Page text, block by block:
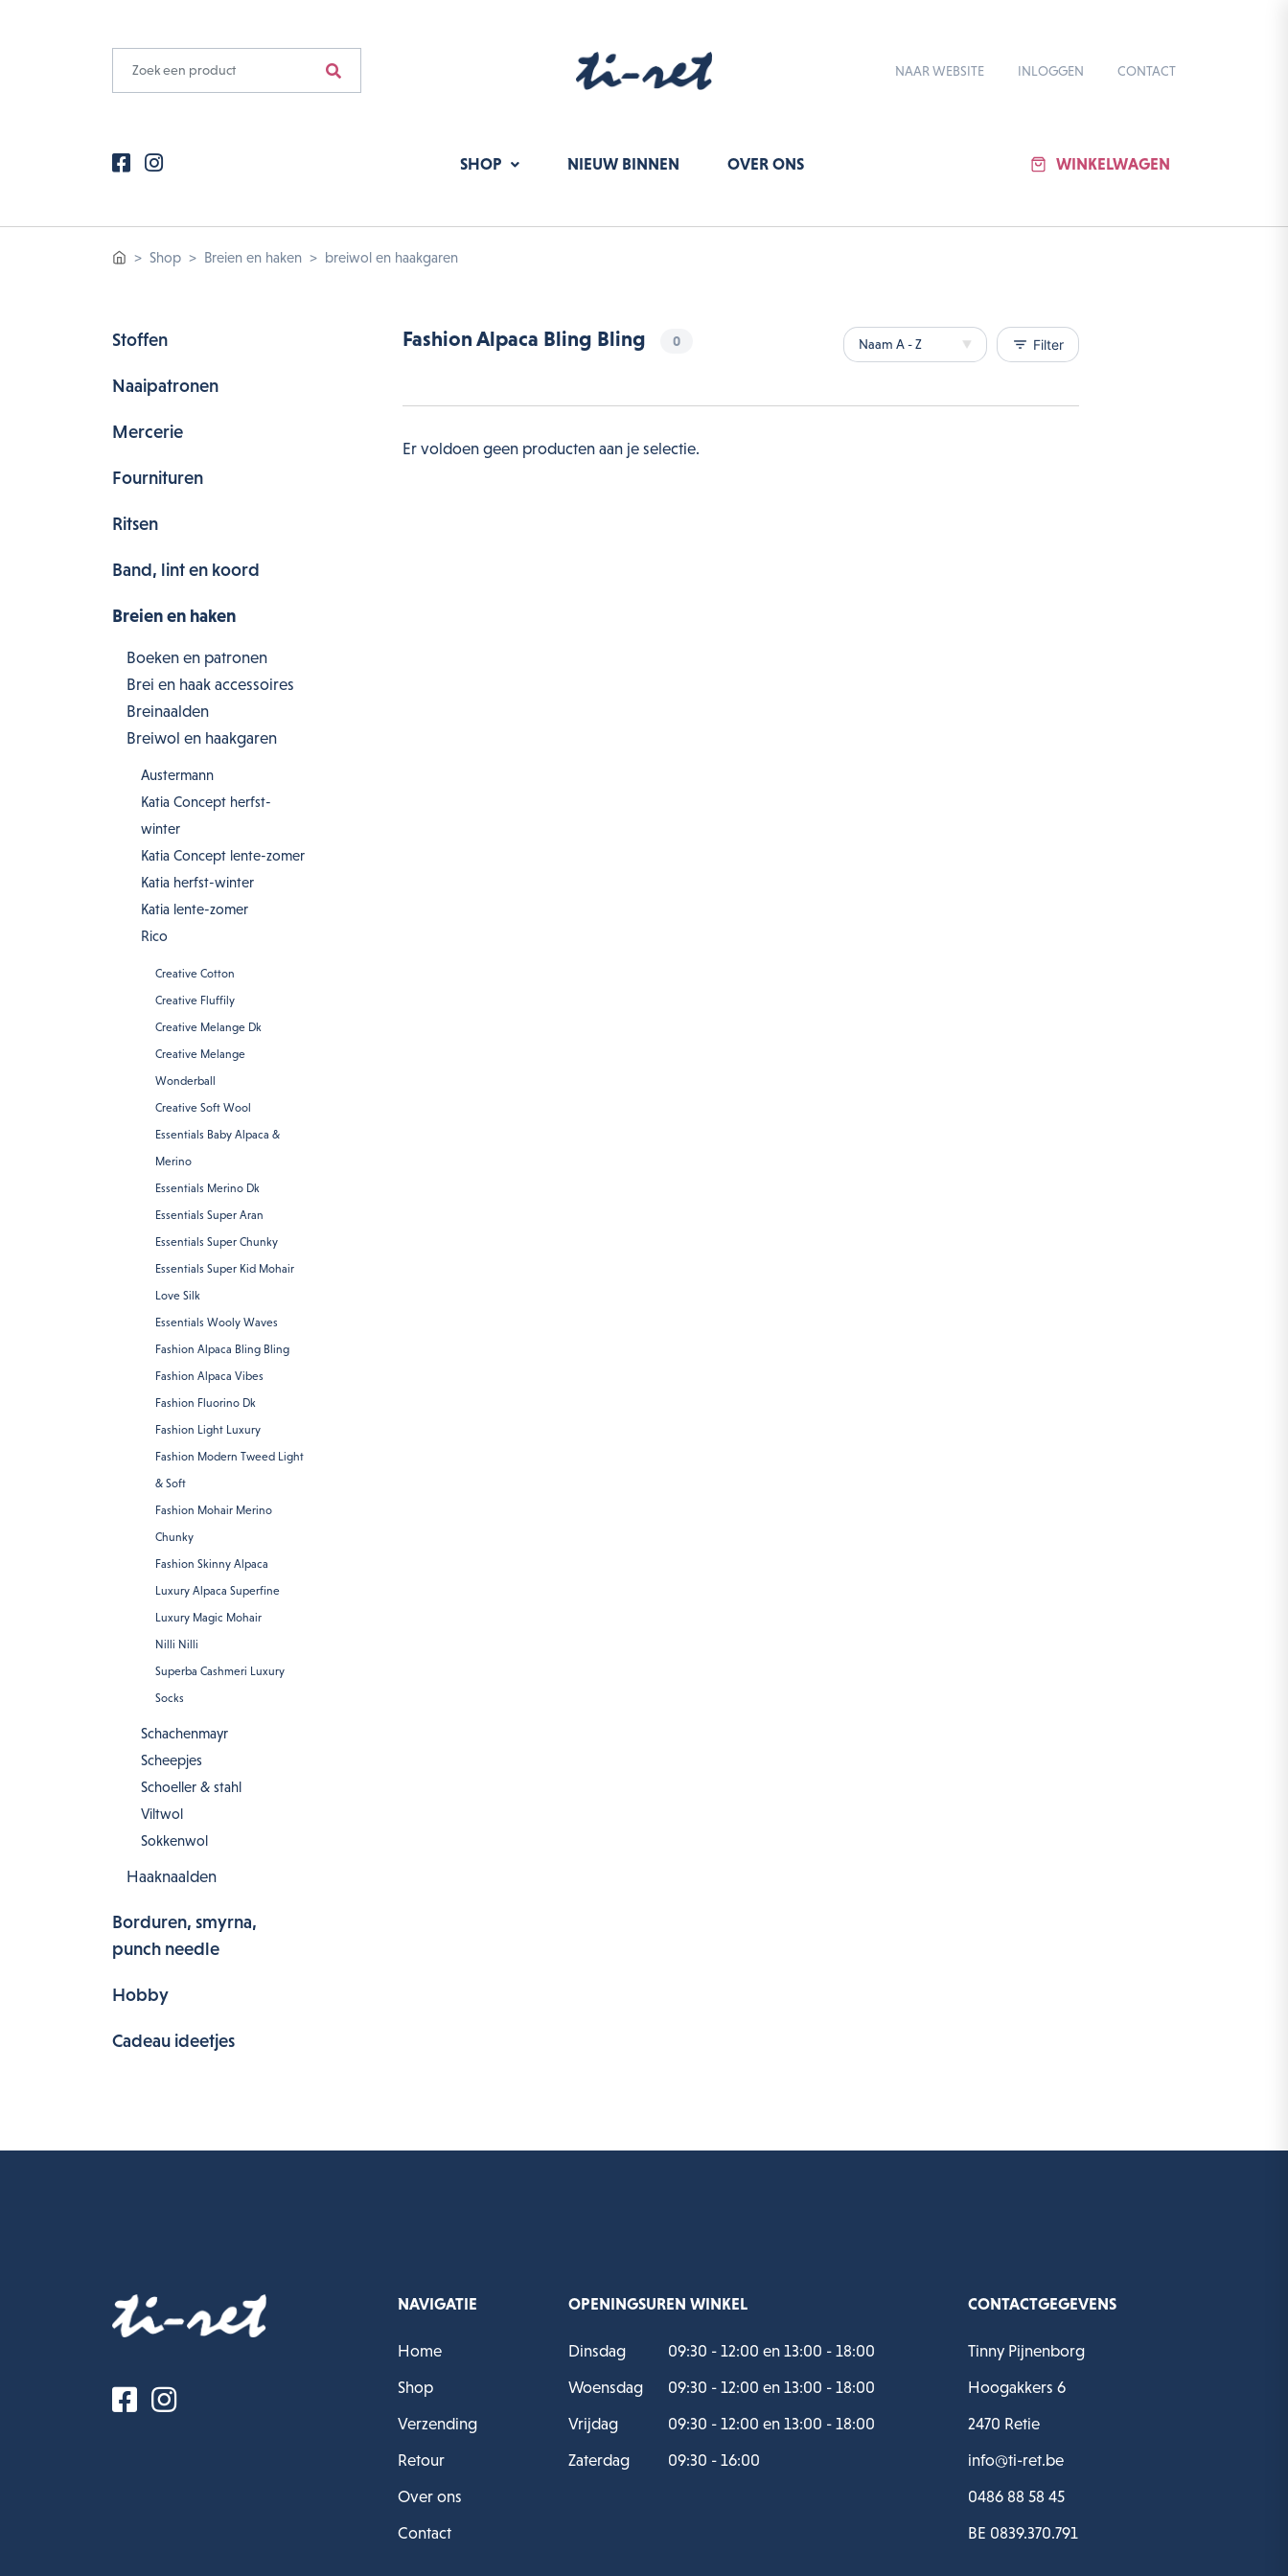
NAAR WEBSITE INLOGGEN CONTACT
SHOP NIEUW BINNEN OVER ONS WINKELWAGEN
Shop Breien en haken breiwol en haakgaren
Stoffen
Naaipatronen
Mercerie
Fournituren
Ritsen
Band, lint en koord
Breien en haken
Boeken en patronen
Brei en haak accessoires
Breinaalden
Breiwol en haakgaren
Austermann
Katia Concept herfst-
winter
Katia Concept lente-zomer
Katia herfst-winter
Katia lente-zomer
Rico
Creative Cotton
Creative Fluffily
Creative Melange Dk
Creative Melange
Wonderball
Creative Soft Wool
Essentials Baby Alpaca &
Merino
Essentials Merino Dk
Essentials Super Aran
Essentials Super Chunky
Essentials Super Kid Mohair
Love Silk
Essentials Wooly Waves
Fashion Alpaca Bling Bling
Fashion Alpaca Vibes
Fashion Fluorino Dk
Fashion Light Luxury
Fashion Modern Tweed Light
& Soft
Fashion Mohair Merino
Chunky
Fashion Skinny Alpaca
Luxury Alpaca Superfine
Luxury Magic Mohair
Nilli Nilli
Superba Cashmeri Luxury
Socks
Schachenmayr
Scheepjes
Schoeller & stahl
Viltwol
Sokkenwol
Haaknaalden
Borduren, smyrna,
punch needle
Hobby
Cadeau ideetjes
Fashion Alpaca Bling Bling 0 filter_list Filter
Er voldoen geen producten aan je selectie.
NAVIGATIE
Home
Shop
Verzending
Retour
Over ons
Contact
OPENINGSUREN WINKEL
Dinsdag
09:30 - 12:00 en 13:00 - 18:00
Woensdag
09:30 - 12:00 en 13:00 - 18:00
Vrijdag
09:30 - 12:00 en 13:00 - 18:00
Zaterdag
09:30 - 16:00
CONTACTGEGEVENS
Tinny Pijnenborg
Hoogakkers 6
2470 Retie
info@ti-ret.be
0486 88 58 45
BE 0839.370.791